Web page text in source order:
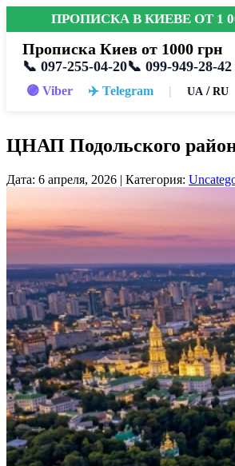
ПРОПИСКА В КИЕВЕ ОТ 1
Прописка Киев от 1000 грн
📞 097-255-04-20📞 099-949-28-42
🟣 Viber ✈️ Telegram | UA / RU
ЦНАП Подольского
Дата: 6 апреля, 2026 | Категория: